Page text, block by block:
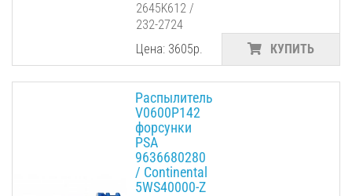
2645K612 /
232-2724
Цена: 3605р.
КУПИТЬ
Распылитель
V0600P142
форсунки
PSA
9636680280
/ Continental
5WS40000-Z